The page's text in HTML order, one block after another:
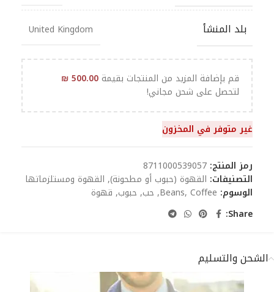
بلد المنشأ United Kingdom
قم بإضافة المزيد من المنتجات بقيمة ₪500.00
لتحصل على شحن مجاني!
غير متوفر في المخزون
رمز المنتج: 8711000539057
التصنيفات: القهوة (حبوب أو مطحونة), القهوة ومستلزماتها
الوسوم:
Beans, Coffee
, حب, حبوب, قهوة
Share:
الشحن والتسليم